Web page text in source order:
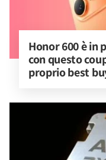
Honor 600 è in
con questo
proprio best